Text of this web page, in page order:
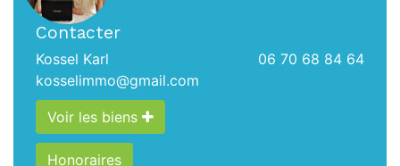
Contacter
Kossel Karl
06 70 68 84 64
kosselimmo@gmail.com
Voir les biens
Honoraires